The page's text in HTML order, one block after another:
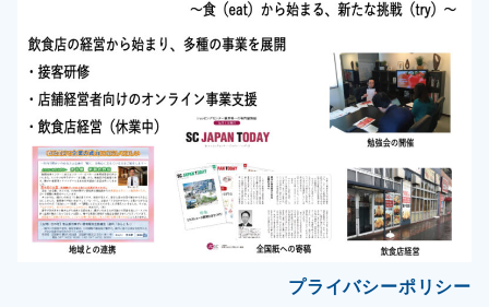
プライバシーポリシー